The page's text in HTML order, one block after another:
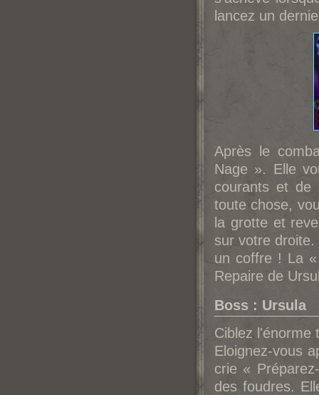
lancez un
Après le
Nage ». Elle
courants et de
toute chose,
la grotte et
sur votre
un coffre ! La
Repaire de
Boss : Ursula
Ciblez l'énorme
Eloignez-vous
crie «
des foudres.